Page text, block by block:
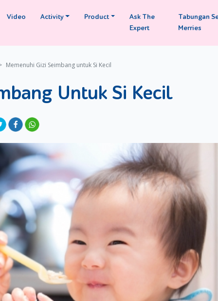
Video Activity Product
Ask The
Expert
Tabungan
Merries
Memenuhi Gizi Seimbang untuk Si Kecil
Untuk Si Kecil